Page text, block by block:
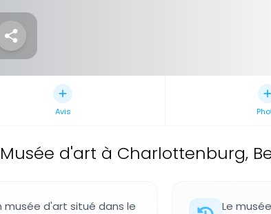
Avis
Musée d'art à Charlottenburg,
musée d'art situé dans le
Le